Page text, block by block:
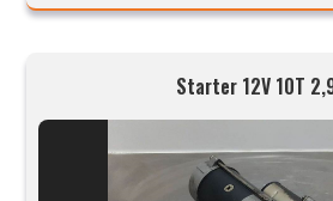
Starter 12V 10T